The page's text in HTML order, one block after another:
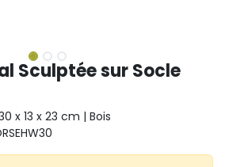
Sculptée sur Socle
x 13 x 23 cm | Bois